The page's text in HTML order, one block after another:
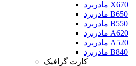
مادربرد X670
مادربرد B650
مادربرد B550
مادربرد A620
مادربرد A520
مادربرد B840
کارت گرافیک